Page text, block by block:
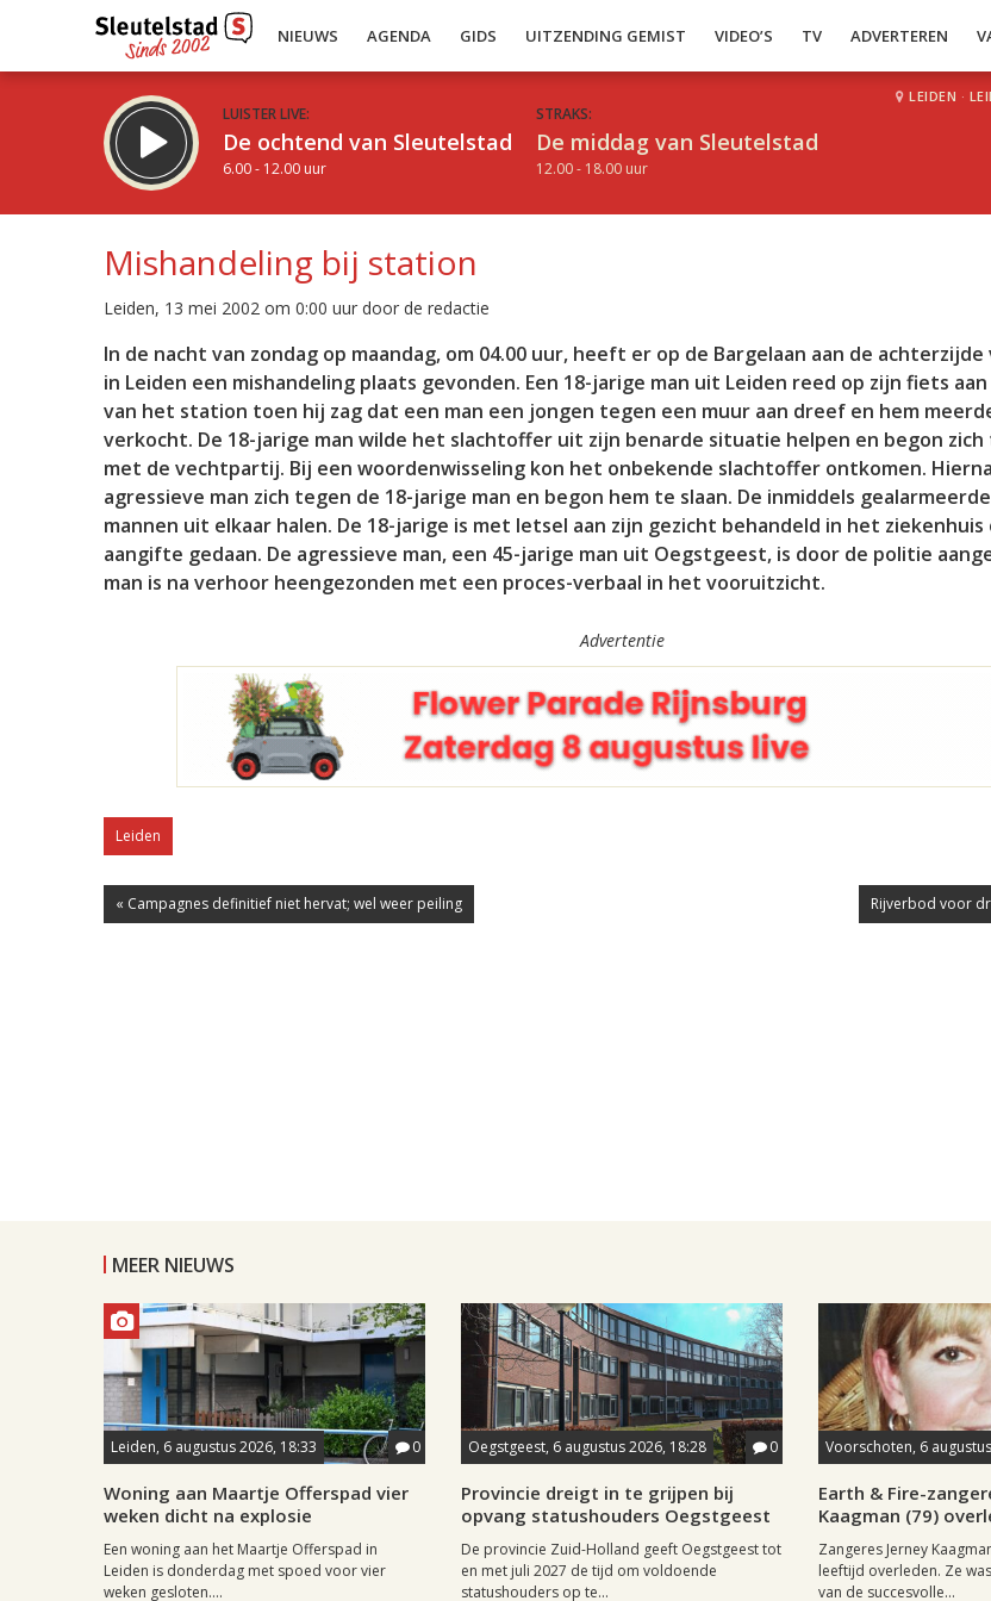
NIEUWS AGENDA GIDS UITZENDING GEMIST VIDEO’S TV ADVERTEREN
LUISTER LIVE:
De ochtend van Sleutelstad
6.00 - 12.00 uur
STRAKS:
De middag van Sleutelstad
12.00 - 18.00 uur
LEIDEN ·
Inklappen
Mishandeling bij station
Leiden, 13 mei 2002 om 0:00 uur door de redactie
In de nacht van zondag op maandag, om 04.00 uur, heeft er op de Bargelaan aan de
in Leiden een mishandeling plaats gevonden. Een 18-jarige man uit Leiden reed op zijn fiets
van het station toen hij zag dat een man een jongen tegen een muur aan dreef en hem
verkocht. De 18-jarige man wilde het slachtoffer uit zijn benarde situatie helpen en begon zich
met de vechtpartij. Bij een woordenwisseling kon het onbekende slachtoffer ontkomen.
agressieve man zich tegen de 18-jarige man en begon hem te slaan. De inmiddels
mannen uit elkaar halen. De 18-jarige is met letsel aan zijn gezicht behandeld in het
aangifte gedaan. De agressieve man, een 45-jarige man uit Oegstgeest, is door de politie
man is na verhoor heengezonden met een proces-verbaal in het vooruitzicht.
Advertentie
Leiden
« Campagnes definitief niet hervat; wel weer peiling Rijverbod voor
MEER NIEUWS
Leiden, 6 augustus 2026, 18:33 0
Woning aan Maartje Offerspad vier
weken dicht na explosie
Een woning aan het Maartje Offerspad in
Leiden is donderdag met spoed voor vier
weken gesloten....
Oegstgeest, 6 augustus 2026, 18:28 0
Provincie dreigt in te grijpen bij
opvang statushouders Oegstgeest
De provincie Zuid-Holland geeft Oegstgeest tot
en met juli 2027 de tijd om voldoende
statushouders op te...
Voorschoten, 6
Earth & Fire-
Kaagman (79)
Zangeres Jerney
leeftijd overleden. Ze
van de succesvolle...